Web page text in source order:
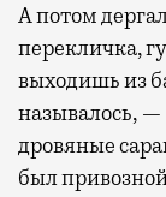
самолеты. В
в лаунжах.
несколько —
гаваней. На
Лаунжи
Павелецком,
А потом
перекличка,
выходишь из
называлось,
дровяные
был